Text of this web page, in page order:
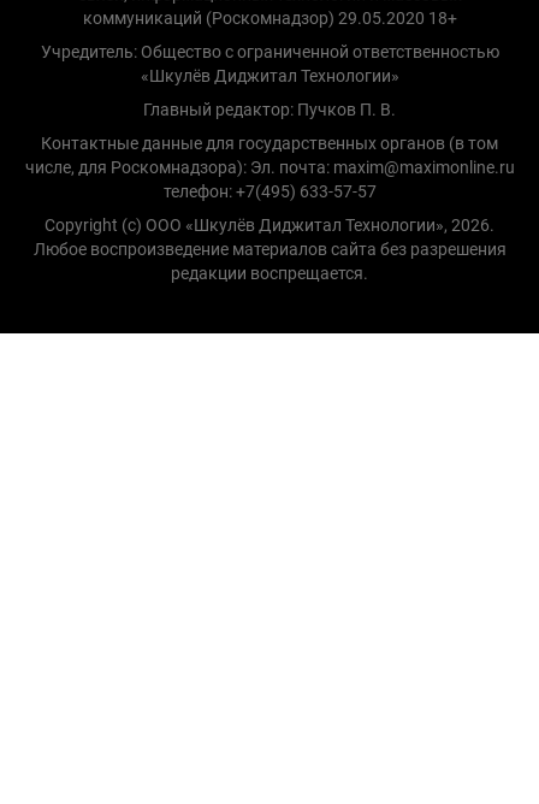
коммуникаций (Роскомнадзор) 29.05.2020 18+
Учредитель: Общество с ограниченной ответственностью
«Шкулёв Диджитал Технологии»
Главный редактор: Пучков П. В.
Контактные данные для государственных органов (в том
числе, для Роскомнадзора): Эл. почта: maxim@maximonline.ru
телефон: +7(495) 633-57-57
Copyright (с) ООО «Шкулёв Диджитал Технологии», 2026.
Любое воспроизведение материалов сайта без разрешения
редакции воспрещается.